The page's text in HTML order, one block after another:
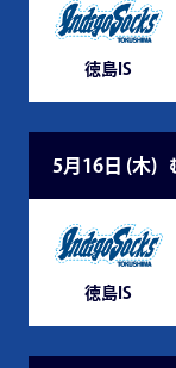
徳島IS
5月16日 (木)
徳島IS